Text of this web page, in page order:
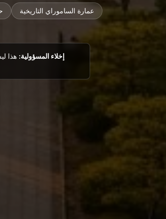
عمارة الساموراي التاريخية
إخلاء المسؤولية: هذا